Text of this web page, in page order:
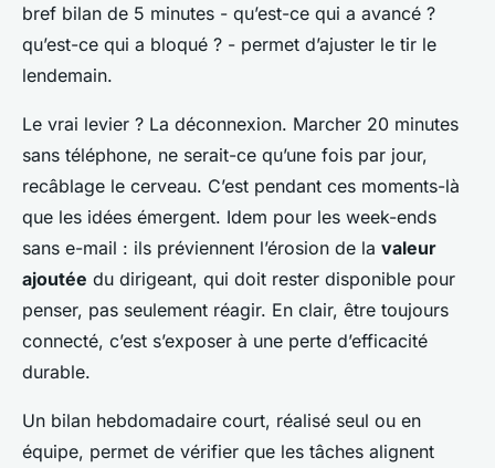
bref bilan de 5 minutes - qu’est-ce qui a avancé ?
qu’est-ce qui a bloqué ? - permet d’ajuster le tir le
lendemain.
Le vrai levier ? La déconnexion. Marcher 20 minutes
sans téléphone, ne serait-ce qu’une fois par jour,
recâblage le cerveau. C’est pendant ces moments-là
que les idées émergent. Idem pour les week-ends
sans e-mail : ils préviennent l’érosion de la valeur
ajoutée du dirigeant, qui doit rester disponible pour
penser, pas seulement réagir. En clair, être toujours
connecté, c’est s’exposer à une perte d’efficacité
durable.
Un bilan hebdomadaire court, réalisé seul ou en
équipe, permet de vérifier que les tâches alignent